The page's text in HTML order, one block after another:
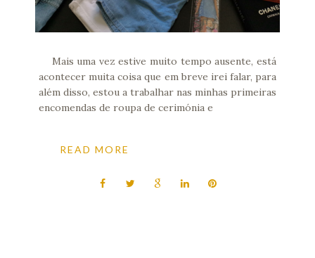
Mais uma vez estive muito tempo ausente, está
acontecer muita coisa que em breve irei falar, para
além disso, estou a trabalhar nas minhas primeiras
encomendas de roupa de cerimónia e
READ MORE